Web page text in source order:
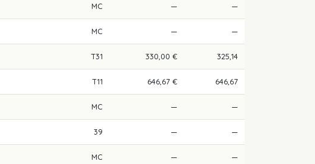
MC — —
MC — —
T31 330,00 € 325,14
T11 646,67 € 646,67
MC — —
39 — —
MC — —